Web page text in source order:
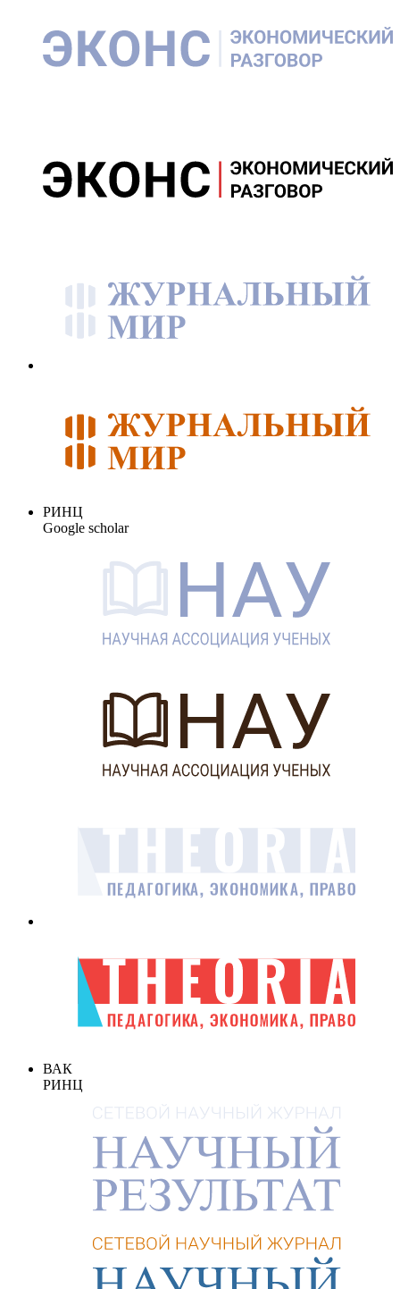
РИНЦ
Google scholar
ВАК
РИНЦ